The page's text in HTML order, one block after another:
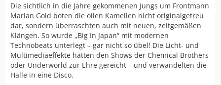
Die sichtlich in die Jahre gekommenen Jungs um Frontmann
Marian Gold boten die ollen Kamellen nicht originalgetreu
dar, sondern überraschten auch mit neuen, zeitgemäßen
Klängen. So wurde „Big In Japan“ mit modernen
Technobeats unterlegt – gar nicht so übel! Die Licht- und
Multimediaeffekte hätten den Shows der Chemical Brothers
oder Underworld zur Ehre gereicht – und verwandelten die
Halle in eine Disco.